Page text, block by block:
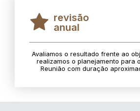
revisão
anual
Avaliamos o resultado frente ao
realizamos o planejamento para
Reunião com duração